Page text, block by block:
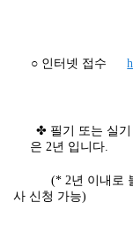
○ 인터넷 접수
✤ 필기 또는 실기
은 2년 입니다.
(* 2년 이내로 불
사 신청 가능)